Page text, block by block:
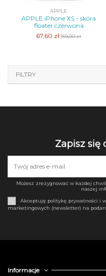
APPLE
APPLE iPhone XS - skóra
floater czerwona
67,60 zł169,00 zł
FILTRY
Zapisz się
Możesz zrezygnować w każdej
naszej
Akceptuję politykę prywatności i
marketingowych (newsletter) na
Informacje